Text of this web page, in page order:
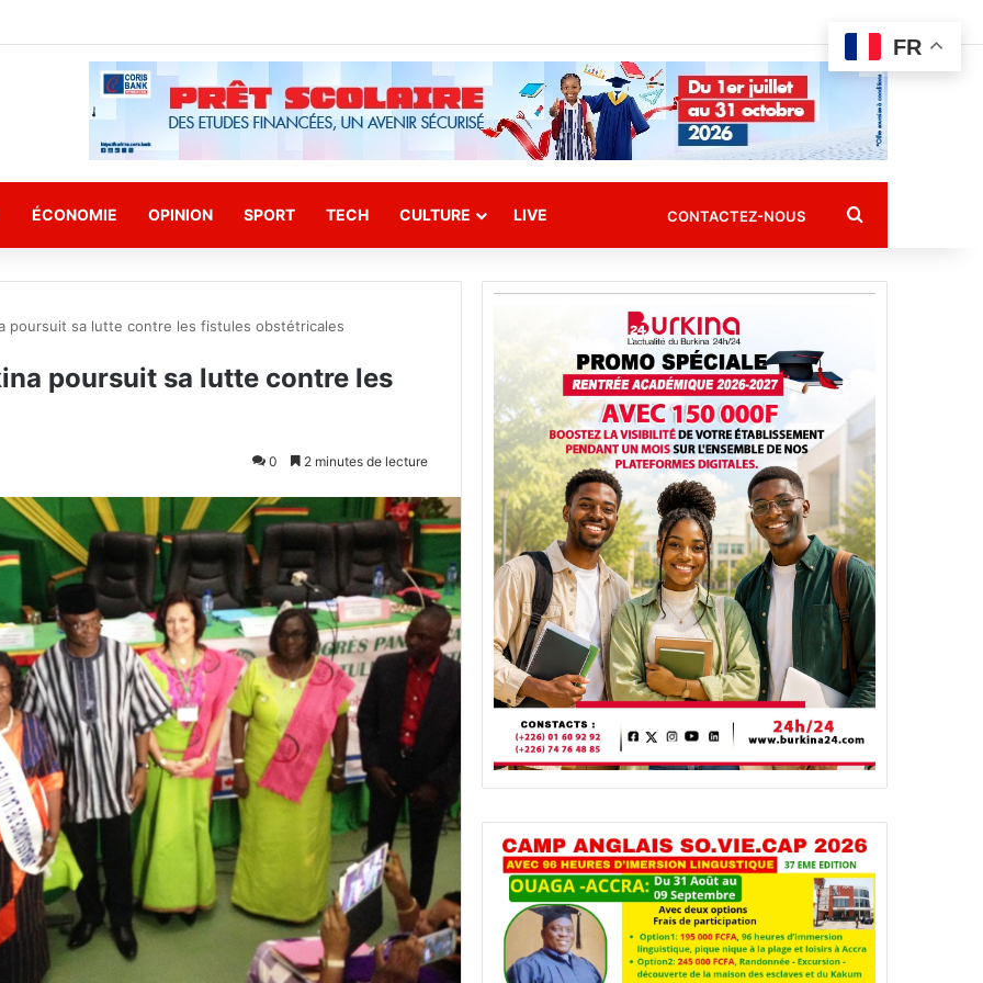
ÉCONOMIE OPINION SPORT TECH CULTURE LIVE CONTACTEZ-NOUS Rechercher
poursuit sa lutte contre les fistules obstétricales
poursuit sa lutte contre les
0 2 minutes de lecture
FR